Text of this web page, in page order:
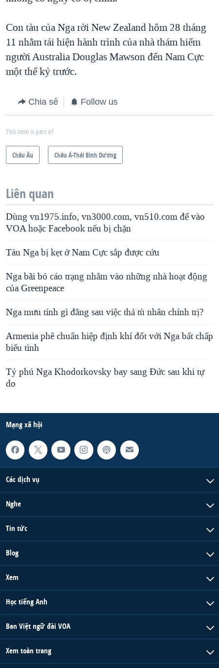
Con tàu của Nga rời New Zealand hôm 28 tháng
11 nhằm tái hiện hành trình của nhà thám hiểm
người Australia Douglas Mawson đến Nam Cực
một thế kỷ trước.
Chia sẻ Follow us
This item is part of
Châu Âu Châu Á-Thái Bình Dương
Liên quan
Dùng vn1975.info, vn3000.com, vn510.com để vào
VOA hoặc Facebook nếu bị chặn
Tàu Nga bị kẹt ở Nam Cực sắp được cứu
Nga bãi bỏ cáo trạng nhắm vào những nhà hoạt động
của Greenpeace
Nga mưu tính gì đằng sau việc thả tù nhân chính trị?
Armenia phê chuẩn hiệp định khí đốt với Nga bất chấp
biểu tình
Tỷ phú Nga Khodorkovsky bay sang Đức sau khi tự
do
Mạng xã hội
Các dịch vụ
Nghe
Tin tức
Blog
Xem
Học tiếng Anh
Ban Việt ngữ đài VOA
Xem toàn trang